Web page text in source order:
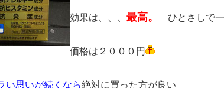
効果は、、、 最高。 ひとさしで
価格は２０００円
い思いが続くなら絶対に買った方が良い